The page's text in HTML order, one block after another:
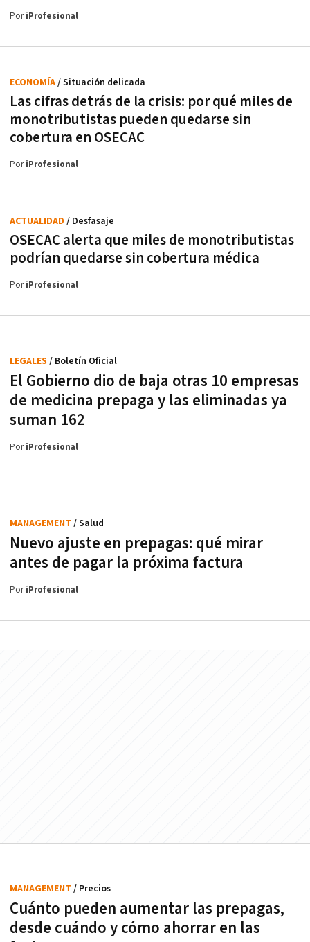
PoriProfesional
Las cifras detrás de la crisis: por qué miles de
monotributistas pueden quedarse sin
cobertura en OSECAC
ECONOMÍA/ Situación delicada
PoriProfesional
OSECAC alerta que miles de monotributistas
podrían quedarse sin cobertura médica
ACTUALIDAD / Desfasaje
PoriProfesional
El Gobierno dio de baja otras 10 empresas
de medicina prepaga y las eliminadas ya
suman 162
LEGALES / Boletín Oficial
PoriProfesional
Nuevo ajuste en prepagas: qué mirar
antes de pagar la próxima factura
MANAGEMENT / Salud
PoriProfesional
Cuánto pueden aumentar las prepagas,
desde cuándo y cómo ahorrar en las
MANAGEMENT / Precios